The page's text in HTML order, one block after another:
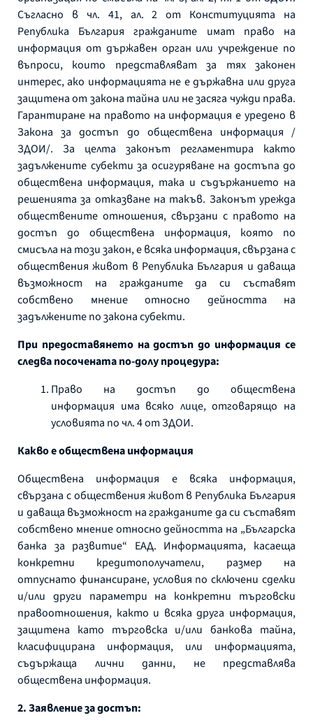
Съгласно в чл. 41, ал. 2 от Конституцията на
Република България гражданите имат право на
информация от държавен орган или учреждение по
въпроси, които представляват за тях законен
интерес, ако информацията не е държавна или друга
защитена от закона тайна или не засяга чужди права.
Гарантиране на правото на информация е уредено в
Закона за достъп до обществена информация /
ЗДОИ/. За целта законът регламентира както
задължените субекти за осигуряване на достъпа до
обществена информация, така и съдържанието на
решенията за отказване на такъв. Законът урежда
обществените отношения, свързани с правото на
достъп до обществена информация, която по
смисъла на този закон, е всяка информация, свързана с
обществения живот в Република България и даваща
възможност на гражданите да си съставят
собствено мнение относно дейността на
задължените по закона субекти.
При предоставянето на достъп до информация се
следва посочената по-долу процедура:
Право на достъп до обществена
информация има всяко лице, отговарящо на
условията по чл. 4 от ЗДОИ.
Какво е обществена информация
Обществена информация е всяка информация,
свързана с обществения живот в Република България
и даваща възможност на гражданите да си съставят
собствено мнение относно дейността на „Българска
банка за развитие“ ЕАД. Информацията, касаеща
конкретни кредитополучатели, размер на
отпуснато финансиране, условия по сключени сделки
и/или други параметри на конкретни търговски
правоотношения, както и всяка друга информация,
защитена като търговска и/или банкова тайна,
класифицирана информация, или информацията,
съдържаща лични данни, не представлява
обществена информация.
2. Заявление за достъп: